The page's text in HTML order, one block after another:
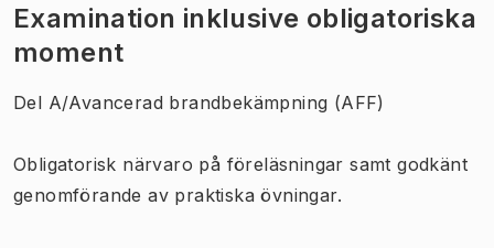
Examination inklusive obligatoriska
moment
Del A/Avancerad brandbekämpning (AFF)
Obligatorisk närvaro på föreläsningar samt godkänt
genomförande av praktiska övningar.